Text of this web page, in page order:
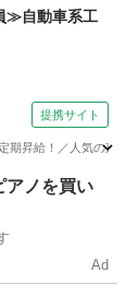
≫自動車系工
提携サイト
期昇給！／人気の
アノを買い
Ad